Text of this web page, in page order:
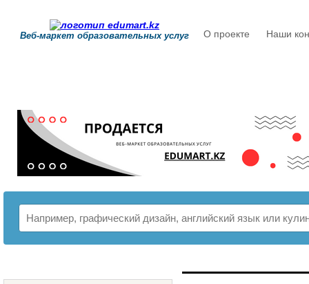
Веб-маркет образовательных услуг О проекте Наши